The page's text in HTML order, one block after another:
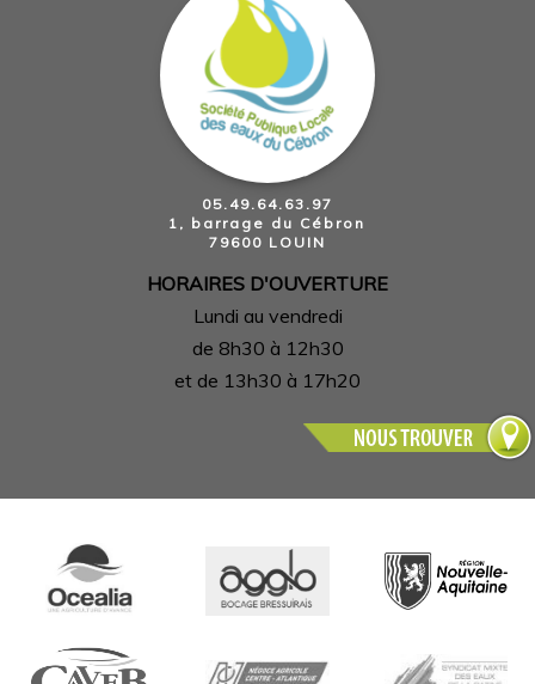
05.49.64.63.97
1, barrage du Cébron
79600 LOUIN
HORAIRES D'OUVERTURE
Lundi au vendredi
de 8h30 à 12h30
et de 13h30 à 17h20